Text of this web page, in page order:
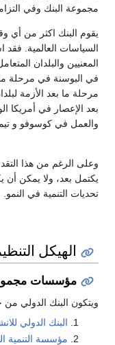
مجموعة البنك وفي
يقوم البنك اكثر من
السياسات العالمية. فقد
المعنيين والبلدان
في البوسنة في مرحلة
مرحلة ما بعد الأزمة
بعد الإعصار في أمريكا
والعمل في كوسوفو و
وعلى الرغم من هذا
يكتمل بعد، ولا يمكن أن
تحديات التنمية في النمو.
الهيكل
مؤسسات
ويتكون البنك
البنك الدولي
مؤسسة التنمية